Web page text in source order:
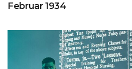
Februar 1934